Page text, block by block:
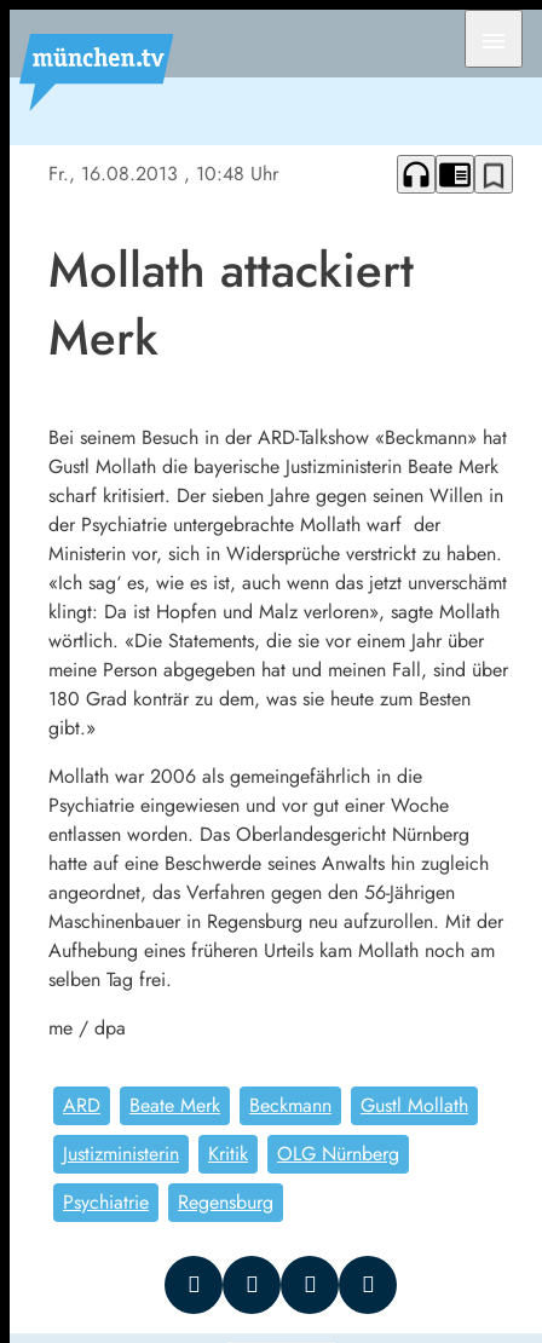
Fr., 16.08.2013 , 10:48 Uhr headphones chrome_reader_mode bookmark_border
Mollath attackiert
Merk
Bei seinem Besuch in der ARD-Talkshow «Beckmann» hat
Gustl Mollath die bayerische Justizministerin Beate Merk
scharf kritisiert. Der sieben Jahre gegen seinen Willen in
der Psychiatrie untergebrachte Mollath warf der
Ministerin vor, sich in Widersprüche verstrickt zu haben.
«Ich sag‘ es, wie es ist, auch wenn das jetzt unverschämt
klingt: Da ist Hopfen und Malz verloren», sagte Mollath
wörtlich. «Die Statements, die sie vor einem Jahr über
meine Person abgegeben hat und meinen Fall, sind über
180 Grad konträr zu dem, was sie heute zum Besten
gibt.»
Mollath war 2006 als gemeingefährlich in die
Psychiatrie eingewiesen und vor gut einer Woche
entlassen worden. Das Oberlandesgericht Nürnberg
hatte auf eine Beschwerde seines Anwalts hin zugleich
angeordnet, das Verfahren gegen den 56-Jährigen
Maschinenbauer in Regensburg neu aufzurollen. Mit der
Aufhebung eines früheren Urteils kam Mollath noch am
selben Tag frei.
me / dpa
ARD Beate Merk Beckmann
Gustl Mollath
Justizministerin
Kritik
OLG Nürnberg
Psychiatrie
Regensburg